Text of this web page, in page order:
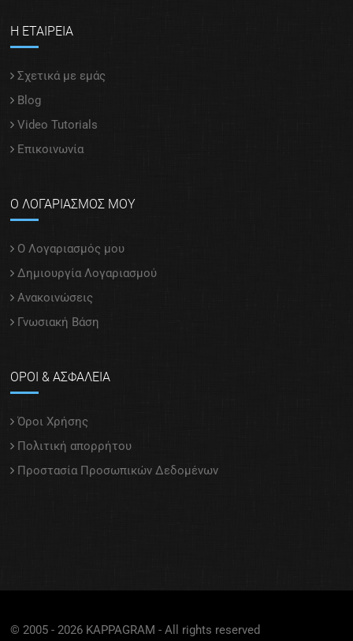
Η ΕΤΑΙΡΕΙΑ
Σχετικά με εμάς
Blog
Video Tutorials
Επικοινωνία
Ο ΛΟΓΑΡΙΑΣΜΟΣ ΜΟΥ
Ο Λογαριασμός μου
Δημιουργία Λογαριασμού
Ανακοινώσεις
Γνωσιακή Βάση
ΟΡΟΙ & ΑΣΦΑΛΕΙΑ
Όροι Χρήσης
Πολιτική απορρήτου
Προστασία Προσωπικών Δεδομένων
© 2005 - 2026 KAPPAGRAM - All rights reserved